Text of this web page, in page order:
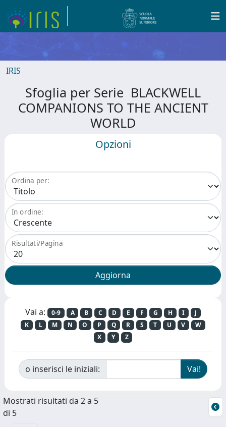
IRIS
Sfoglia per Serie BLACKWELL
COMPANIONS TO THE ANCIENT
WORLD
Opzioni
Ordina per:
In ordine:
Risultati/Pagina
Vai a: 0-9 A B C D E F G H I
J
K
L M N O P Q R S T U V
W
X
Y Z
o inserisci le iniziali:
Mostrati risultati da 2 a 5
di 5